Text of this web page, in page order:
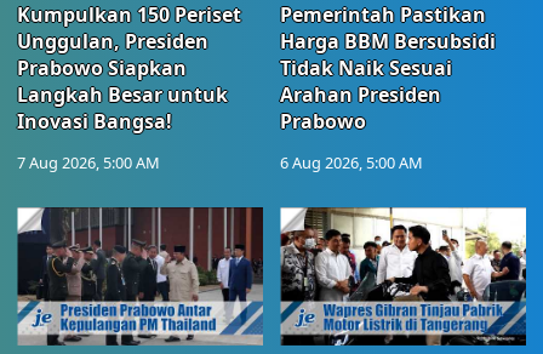
Kumpulkan 150 Periset
Unggulan, Presiden
Prabowo Siapkan
Langkah Besar untuk
Inovasi Bangsa!
7 Aug 2026, 5:00 AM
Pemerintah Pastikan
Harga BBM Bersubsidi
Tidak Naik Sesuai
Arahan Presiden
Prabowo
6 Aug 2026, 5:00 AM